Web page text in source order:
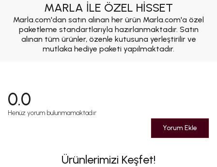
MARLA İLE ÖZEL HİSSET
Marla.com'dan satın alınan her ürün Marla.com'a özel
paketleme standartlarıyla hazırlanmaktadır. Satın
alınan tüm ürünler, özenle kutusuna yerleştirilir ve
mutlaka hediye paketi yapılmaktadır.
0.0
Henüz yorum bulunmamaktadır
Yorum Ekle
Ürünlerimizi Keşfet!